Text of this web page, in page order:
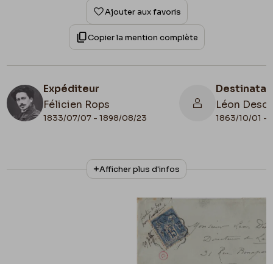
Ajouter aux favoris
Copier la mention complète
Expéditeur
Félicien Rops
1833/07/07 - 1898/08/23
Léon
1863/10/01 -
N° d'inventaire
MNR/beta/1739
Collationnage
Autographe
Cachet réception
1896/09/29
Lieu de conservation
France, Paris, Bibliothèque Littéraire
Jacques Doucet, fonds Henri Mondor
Afficher plus d'infos